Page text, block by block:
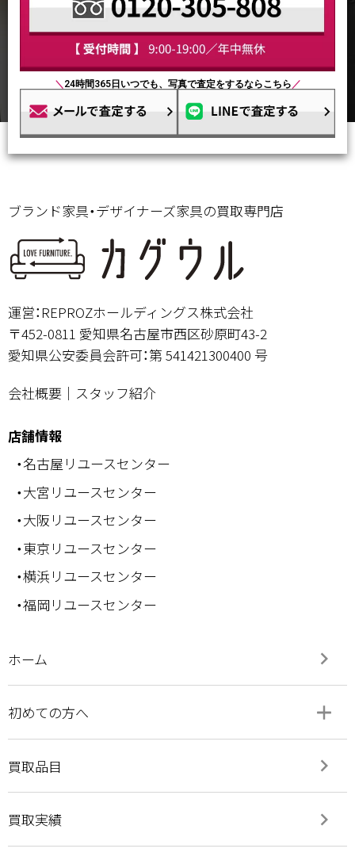
＼ 24時間365日いつでも、写真で査定をするならこちら ／
ブランド家具・デザイナーズ家具の買取専門店
運営：REPROZホールディングス株式会社
〒452-0811 愛知県名古屋市西区砂原町43-2
愛知県公安委員会許可：第 541421300400 号
会社概要 ｜ スタッフ紹介
店舗情報
・名古屋リユースセンター
・大宮リユースセンター
・大阪リユースセンター
・東京リユースセンター
・横浜リユースセンター
・福岡リユースセンター
ホーム keyboard_arrow_right
初めての方へ add
remove
買取品目 keyboard_arrow_right
買取実績 keyboard_arrow_right